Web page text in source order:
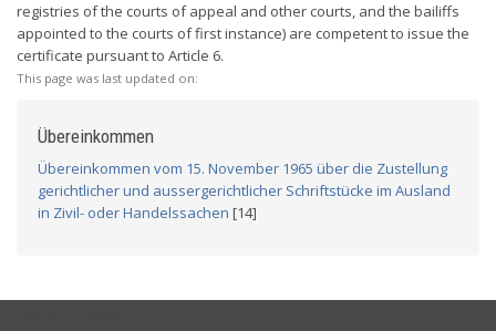
registries of the courts of appeal and other courts, and the bailiffs
appointed to the courts of first instance) are competent to issue the
certificate pursuant to Article 6.
This page was last updated on:
Übereinkommen
Übereinkommen vom 15. November 1965 über die Zustellung
gerichtlicher und aussergerichtlicher Schriftstücke im Ausland
in Zivil- oder Handelssachen [14]